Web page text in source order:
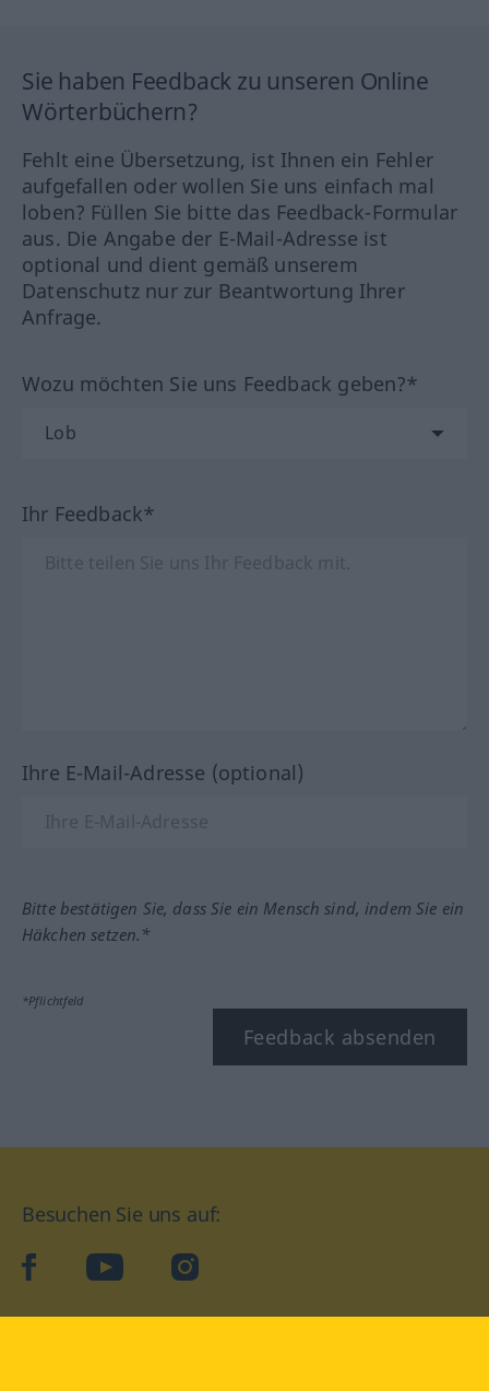
Sie haben Feedback zu unseren Online
Wörterbüchern?
Fehlt eine Übersetzung, ist Ihnen ein Fehler
aufgefallen oder wollen Sie uns einfach mal
loben? Füllen Sie bitte das Feedback-Formular
aus. Die Angabe der E-Mail-Adresse ist
optional und dient gemäß unserem
Datenschutz nur zur Beantwortung Ihrer
Anfrage.
Wozu möchten Sie uns Feedback geben?*
Ihr Feedback*
Ihre E-Mail-Adresse (optional)
Bitte bestätigen Sie, dass Sie ein Mensch sind, indem Sie ein
Häkchen setzen.*
*Pflichtfeld
Feedback absenden
Besuchen Sie uns auf:
facebookYouTube Instagram